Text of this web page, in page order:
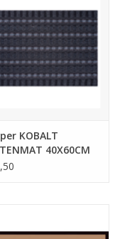
KOBALT
40X60CM